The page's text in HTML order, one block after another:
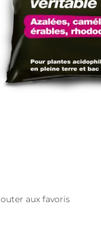
aux favoris